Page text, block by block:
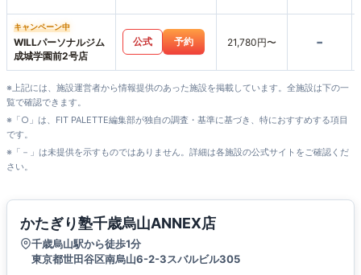
キャンペーン中
WILLパーソナルジム
成城学園前2号店
公式 予約 21,780円〜 -
※上記には、施設運営者から情報提供のあった施設を掲載しています。全施設は下の一
覧で確認できます。
※「○」は、FIT PALETTE編集部が独自の調査・基準に基づき、特におすすめする項目
です。
※「－」は未提供を示すものではありません。詳細は各施設の公式サイトをご確認くだ
さい。
かたぎり塾千歳烏山ANNEX店
千歳烏山駅から徒歩1分
東京都世田谷区南烏山6-2-3スバルビル305